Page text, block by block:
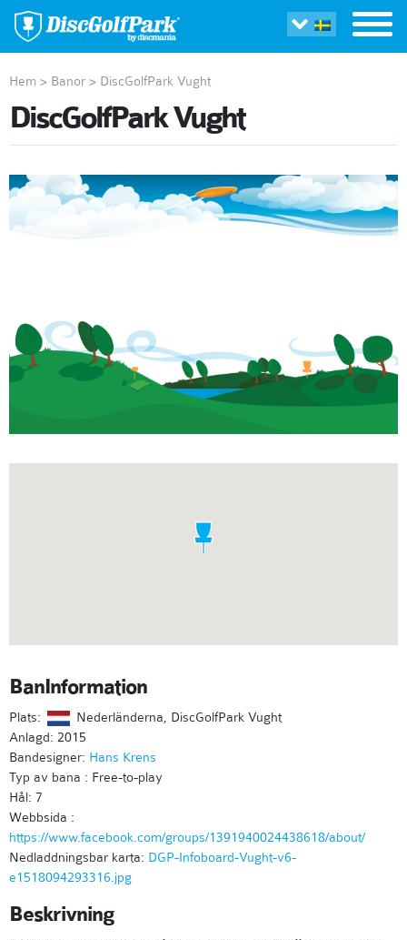
Hem > Banor > DiscGolfPark Vught
DiscGolfPark Vught
BanInformation
Plats:
Nederländerna, DiscGolfPark Vught
Anlagd: 2015
Bandesigner: Hans Krens
Typ av bana : Free-to-play
Hål: 7
Webbsida :
https://www.facebook.com/groups/1391940024438618/about/
Nedladdningsbar karta: DGP-Infoboard-Vught-v6-
e1518094293316.jpg
Beskrivning